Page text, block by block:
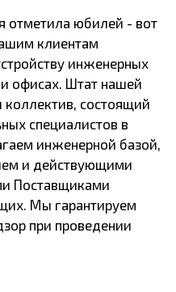
отметила юбилей - вот
клиентам
инженерных
офисах. Штат нашей
состоящий
специалистов в
инженерной базой,
и действующими
Поставщиками
Мы гарантируем
при проведении